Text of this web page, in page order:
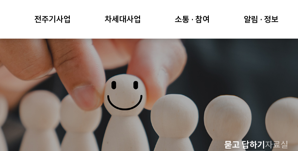
전주기사업 차세대사업 소통 · 참여 알림 · 정보
묻고 답하기 자료실